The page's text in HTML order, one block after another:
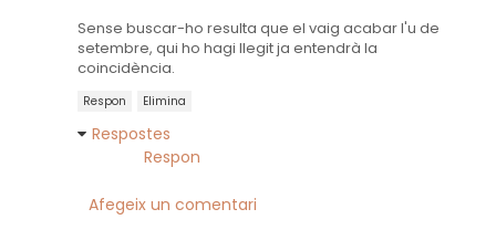
Sense buscar-ho resulta que el vaig acabar l'u de
setembre, qui ho hagi llegit ja entendrà la
coincidència.
Respon Elimina
Respostes
Respon
Afegeix un comentari